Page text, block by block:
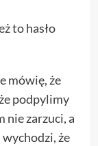
to hasło
mówię, że
podpylimy
nie zarzuci, a
wychodzi, że